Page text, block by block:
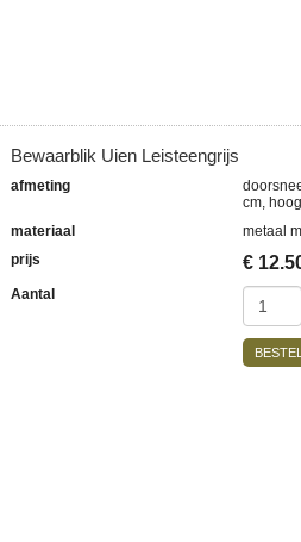
Bewaarblik Uien Leisteengrijs
afmeting
cm,
materiaal
metaal
prijs
€
Aantal
BESTEL